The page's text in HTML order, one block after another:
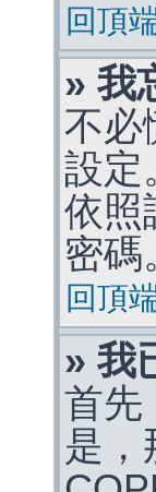
回頂
» 我
不必
設定
依照
密碼
回頂
» 我
首先
是，